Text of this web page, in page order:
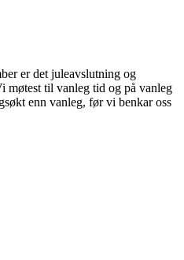
er det juleavslutning og
møtest til vanleg tid og på vanleg
enn vanleg, før vi benkar oss